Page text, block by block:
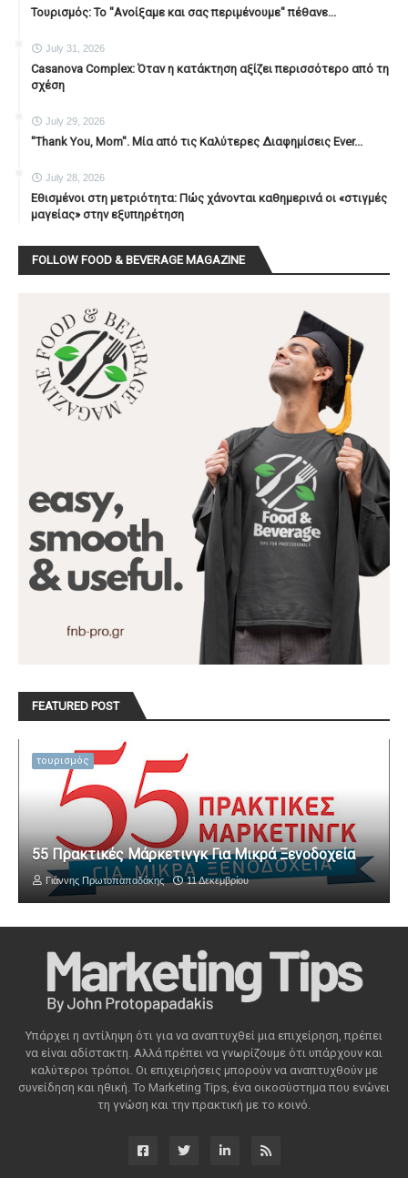
Τουρισμός: Το "Ανοίξαμε και σας περιμένουμε" πέθανε...
July 31, 2026
Casanova Complex: Όταν η κατάκτηση αξίζει περισσότερο από τη
σχέση
July 29, 2026
"Thank You, Mοm". Μία από τις Καλύτερες Διαφημίσεις Ever...
July 28, 2026
Εθισμένοι στη μετριότητα: Πώς χάνονται καθημερινά οι «στιγμές
μαγείας» στην εξυπηρέτηση
FOLLOW FOOD & BEVERAGE MAGAZINE
FEATURED POST
τουρισμός
55 Πρακτικές Μάρκετινγκ Για Μικρά Ξενοδοχεία
Γιάννης Πρωτοπαπαδάκης 11 Δεκεμβρίου
Υπάρχει η αντίληψη ότι για να αναπτυχθεί μια επιχείρηση, πρέπει
να είναι αδίστακτη. Αλλά πρέπει να γνωρίζουμε ότι υπάρχουν και
καλύτεροι τρόποι. Οι επιχειρήσεις μπορούν να αναπτυχθούν με
συνείδηση ​​και ηθική. Το Marketing Tips, ένα οικοσύστημα που ενώνει
τη γνώση και την πρακτική με το κοινό.